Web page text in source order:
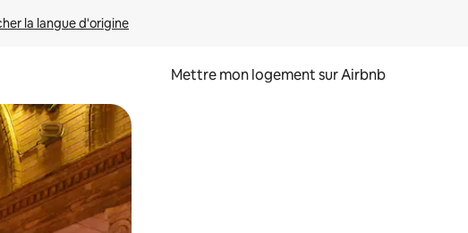
la langue d'origine
Mettre mon logement sur Airbnb